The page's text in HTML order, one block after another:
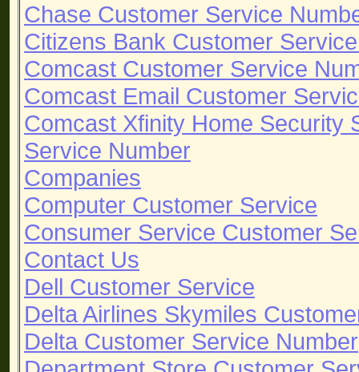
Chase Customer Service
Citizens Bank Customer
Comcast Customer Service
Comcast Email Customer
Comcast Xfinity Home Security
Service Number
Companies
Computer Customer Service
Consumer Service Customer
Contact Us
Dell Customer Service
Delta Airlines Skymiles
Delta Customer Service Number